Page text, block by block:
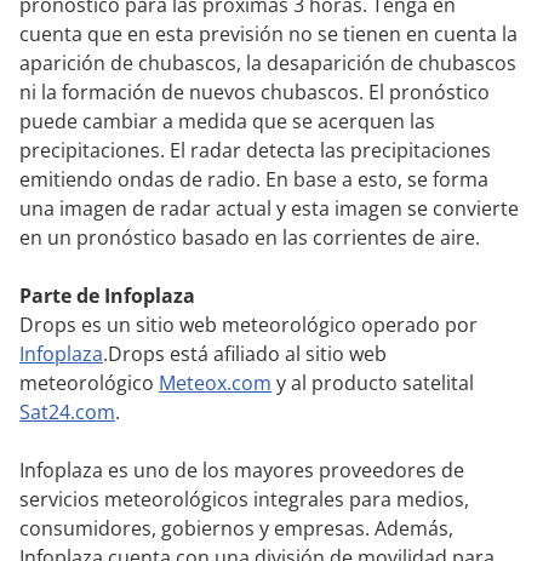
cuenta que en esta previsión no se tienen en cuenta la
aparición de chubascos, la desaparición de chubascos
ni la formación de nuevos chubascos. El pronóstico
puede cambiar a medida que se acerquen las
precipitaciones. El radar detecta las precipitaciones
emitiendo ondas de radio. En base a esto, se forma
una imagen de radar actual y esta imagen se convierte
en un pronóstico basado en las corrientes de aire.
Parte de Infoplaza
Drops es un sitio web meteorológico operado por
Infoplaza.Drops está afiliado al sitio web
meteorológico Meteox.com y al producto satelital
Sat24.com.
Infoplaza es uno de los mayores proveedores de
servicios meteorológicos integrales para medios,
consumidores, gobiernos y empresas. Además,